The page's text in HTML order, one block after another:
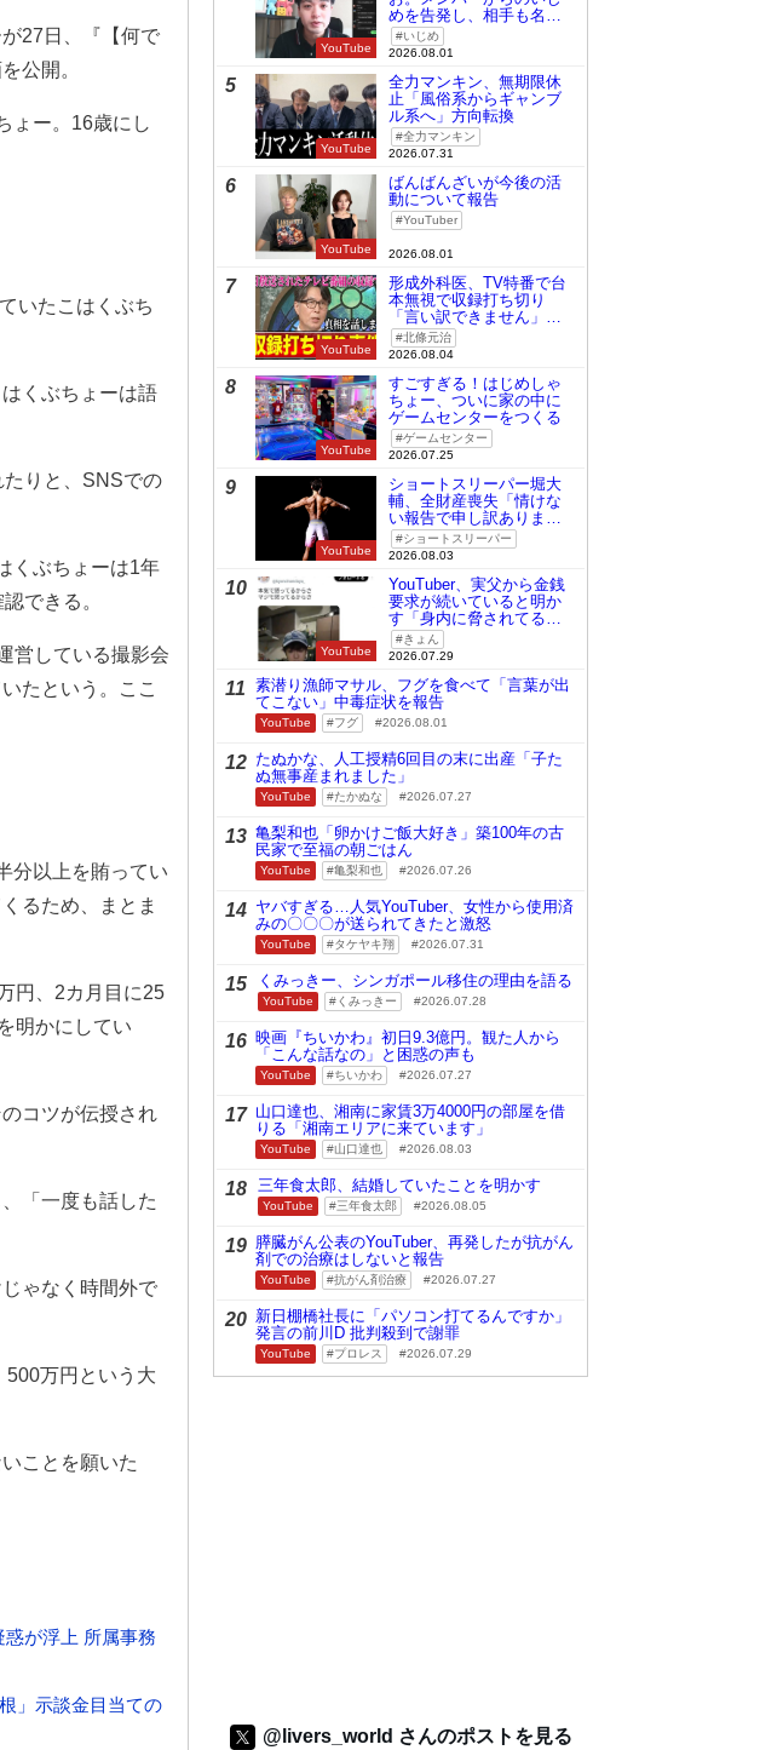
27日、『【何で
公開。
ょー。16歳にし
いたこはくぶち
くぶちょーは語
りと、SNSでの
くぶちょーは1年
できる。
営している撮影会
たという。ここ
分以上を賄ってい
るため、まとま
円、2カ月目に25
明かにしてい
コツが伝授され
「一度も話した
ゃなく時間外で
500万円という大
ことを願いた
が浮上 所属事務
」示談金目当ての
YouTube
めを告発し、相手も名指
しで批判
いじめ
2026.08.01
5
YouTube
全力マンキン、無期限休
止「風俗系からギャンブ
ル系へ」方向転換
全力マンキン
2026.07.31
6
YouTube
ばんばんざいが今後の活
動について報告
YouTuber
2026.08.01
7
YouTube
形成外科医、TV特番で台
本無視で収録打ち切り
「言い訳できません」と
謝罪北條元治
2026.08.04
8
YouTube
すごすぎる！はじめしゃ
ちょー、ついに家の中に
ゲームセンターをつくる
ゲームセンター
2026.07.25
9
YouTube
ショートスリーパー堀大
輔、全財産喪失「情けな
い報告で申し訳ありませ
ん」ショートスリーパー
2026.08.03
10
YouTube
YouTuber、実父から金銭
要求が続いていると明か
す「身内に脅されてる
の」きょん
2026.07.29
11
素潜り漁師マサル、フグを食べて「言葉が出
てこない」中毒症状を報告
YouTube フグ 2026.08.01
12 たぬかな、人工授精6回目の末に出産「子た
ぬ無事産まれました」
YouTube たかぬな 2026.07.27
13 亀梨和也「卵かけご飯大好き」築100年の古
民家で至福の朝ごはん
YouTube 亀梨和也 2026.07.26
14 ヤバすぎる…人気YouTuber、女性から使用済
みの〇〇〇が送られてきたと激怒
YouTube タケヤキ翔 2026.07.31
15 くみっきー、シンガポール移住の理由を語る
YouTube くみっきー 2026.07.28
16 映画『ちいかわ』初日9.3億円。観た人から
「こんな話なの」と困惑の声も
YouTube ちいかわ 2026.07.27
17 山口達也、湘南に家賃3万4000円の部屋を借
りる「湘南エリアに来ています」
YouTube 山口達也 2026.08.03
18 三年食太郎、結婚していたことを明かす
YouTube 三年食太郎 2026.08.05
19 膵臓がん公表のYouTuber、再発したが抗がん
剤での治療はしないと報告
YouTube 抗がん剤治療 2026.07.27
20 新日棚橋社長に「パソコン打てるんですか」
発言の前川D 批判殺到で謝罪
YouTube プロレス 2026.07.29
@livers_world さんのポストを見る